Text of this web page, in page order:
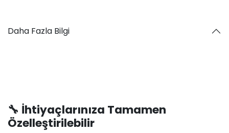
Daha Fazla Bilgi
🔧 İhtiyaçlarınıza Tamamen
Özelleştirilebilir